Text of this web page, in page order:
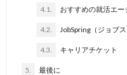
4.1. おすすめの就活エー
4.2. JobSpring（ジョブス
4.3. キャリアチケット
5. 最後に